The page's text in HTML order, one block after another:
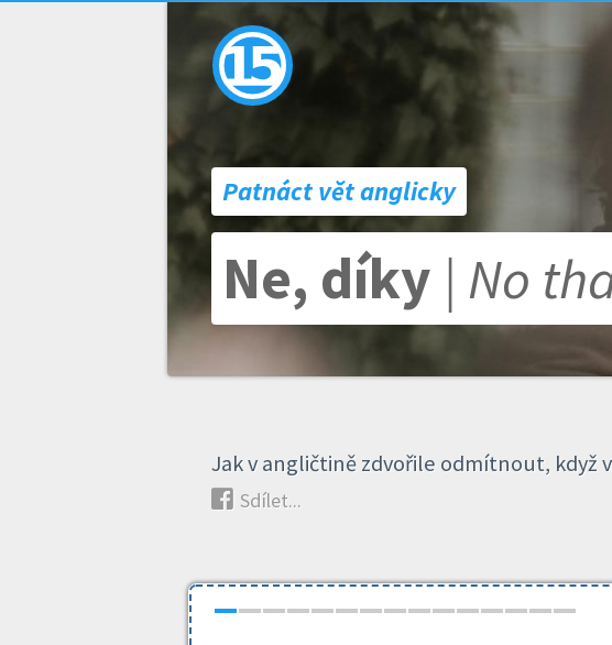
Patnáct vět anglicky
Ne, díky | No
Jak v angličtině zdvořile odmítnout, když
Sdílet...